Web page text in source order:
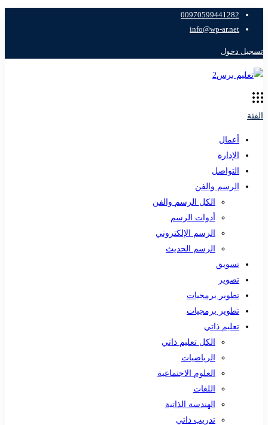
00970599441282
info@wp-ar.net
تسجيل دخول
الفئة
أعمال
الإدارة
التواصل
الرسم والفن
الكل الرسم والفن
أدوات الرسم
الرسم الإلكتروني
الرسم الحديث
تسويق
تصوير
تطوير برمجيات
تطوير برمجيات
تعليم ذاتي
الكل تعليم ذاتي
الرياضيات
العلوم الاجتماعية
اللغات
الهندسة الذاتية
تدريب ذاتي